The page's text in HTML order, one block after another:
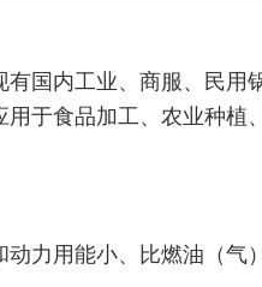
国内工业、商服、民
于食品加工、农业种
力用能小、比燃油（气